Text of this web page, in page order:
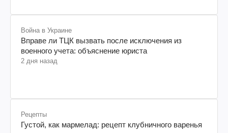
Война в Украине
Вправе ли ТЦК вызвать после исключения из
военного учета: объяснение юриста
2 дня назад
Рецепты
Густой, как мармелад: рецепт клубничного варенья